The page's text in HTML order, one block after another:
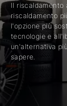
Il riscaldamento
riscaldamento
l'opzione più
tecnologie e
un'alternativa
sapere.